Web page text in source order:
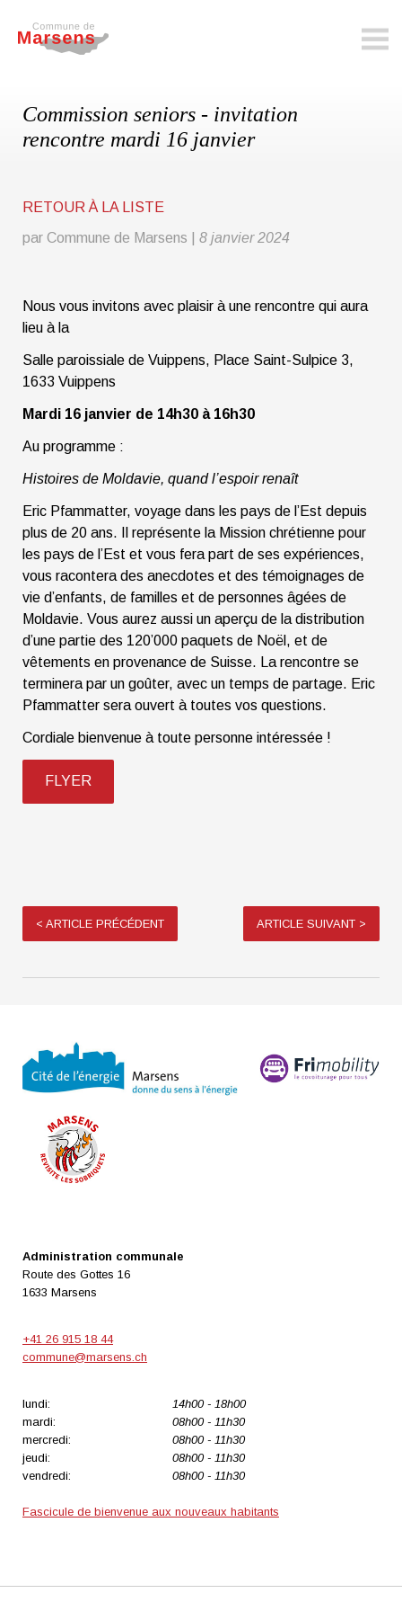
Commission seniors - invitation
rencontre mardi 16 janvier
RETOUR À LA LISTE
par Commune de Marsens 8 janvier 2024
Nous vous invitons avec plaisir à une rencontre qui aura
lieu à la
Salle paroissiale de Vuippens, Place Saint-Sulpice 3,
1633 Vuippens
Mardi 16 janvier de 14h30 à 16h30
Au programme :
Histoires de Moldavie, quand l’espoir renaît
Eric Pfammatter, voyage dans les pays de l’Est depuis
plus de 20 ans. Il représente la Mission chrétienne pour
les pays de l’Est et vous fera part de ses expériences,
vous racontera des anecdotes et des témoignages de
vie d’enfants, de familles et de personnes âgées de
Moldavie. Vous aurez aussi un aperçu de la distribution
d’une partie des 120’000 paquets de Noël, et de
vêtements en provenance de Suisse. La rencontre se
terminera par un goûter, avec un temps de partage. Eric
Pfammatter sera ouvert à toutes vos questions.
Cordiale bienvenue à toute personne intéressée !
FLYER
< ARTICLE PRÉCÉDENT ARTICLE SUIVANT >
Administration communale
Route des Gottes 16
1633 Marsens
+41 26 915 18 44
commune@marsens.ch
lundi:
14h00 - 18h00
mardi:
08h00 - 11h30
mercredi:
08h00 - 11h30
jeudi:
08h00 - 11h30
vendredi:
08h00 - 11h30
Fascicule de bienvenue aux nouveaux habitants